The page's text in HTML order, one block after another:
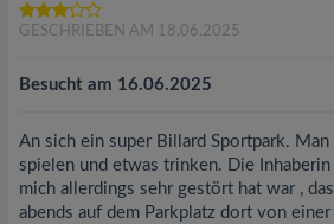
GESCHRIEBEN AM 18.06.2025
Besucht am 16.06.2025
An sich ein super Billard Sportpark.
spielen und etwas trinken. Die
mich allerdings sehr gestört hat war ,
abends auf dem Parkplatz dort von